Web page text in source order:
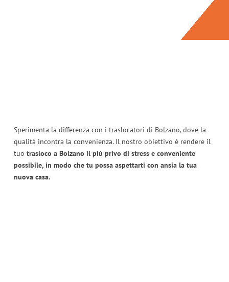
Sperimenta la differenza con i traslocatori di Bolzano, dove la
qualità incontra la convenienza. Il nostro obiettivo è rendere il
tuo trasloco a Bolzano il più privo di stress e conveniente
possibile, in modo che tu possa aspettarti con ansia la tua
nuova casa.